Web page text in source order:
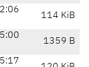
114 KiB
1359 B